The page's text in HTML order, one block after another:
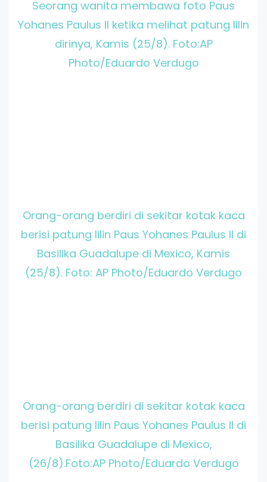
Seorang wanita membawa foto Paus
Yohanes Paulus II ketika melihat patung lilin
dirinya, Kamis (25/8). Foto:AP
Photo/Eduardo Verdugo
Orang-orang berdiri di sekitar kotak kaca
berisi patung lilin Paus Yohanes Paulus II di
Basilika Guadalupe di Mexico, Kamis
(25/8). Foto: AP Photo/Eduardo Verdugo
Orang-orang berdiri di sekitar kotak kaca
berisi patung lilin Paus Yohanes Paulus II di
Basilika Guadalupe di Mexico,
(26/8).Foto:AP Photo/Eduardo Verdugo